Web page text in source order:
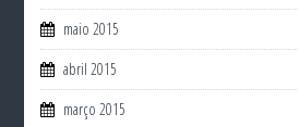
maio 2015
abril 2015
março 2015